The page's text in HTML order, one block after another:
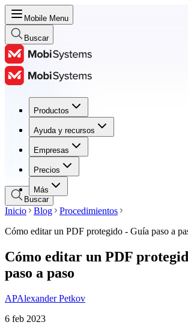
Mobile Menu
Buscar
Productos
Ayuda y recursos
Empresas
Precios
Más
Productos
Ayuda y recursos
Empresas
Precios
Buscar
Inicio Blog
Procedimientos
Cómo editar un PDF protegido - Guía paso a
Cómo editar un PDF
paso a paso
APAlexander Petkov
6 feb 2023